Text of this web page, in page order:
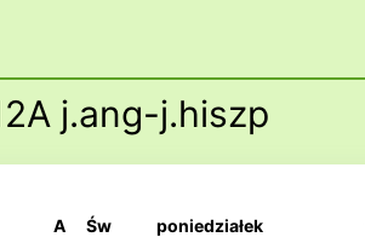
j.ang-j.hiszp
A Św poniedziałek